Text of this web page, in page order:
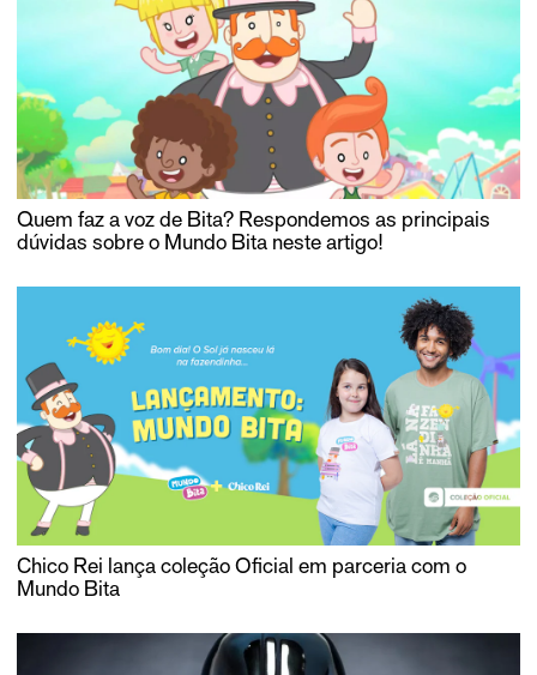
Quem faz a voz de Bita? Respondemos as principais
dúvidas sobre o Mundo Bita neste artigo!
Chico Rei lança coleção Oficial em parceria com o
Mundo Bita